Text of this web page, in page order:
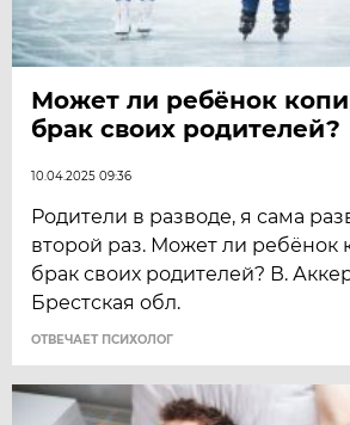
Может ли ребёнок
брак своих родителей?
10.04.2025 09:36
Родители в разводе, я сама
второй раз. Может ли ребёнок
брак своих родителей? В.
Брестская обл.
ОТВЕЧАЕТ ПСИХОЛОГ